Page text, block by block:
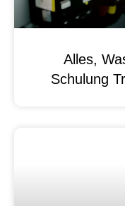
Alles,
Schulung